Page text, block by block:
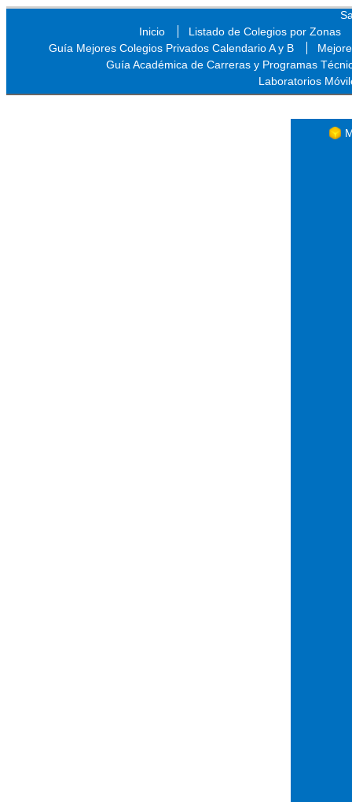
Inicio
Listado de Colegios por Zonas
Guía Mejores Colegios Privados Calendario A y B
Guía Académica de Carreras y Programas
Laboratorios